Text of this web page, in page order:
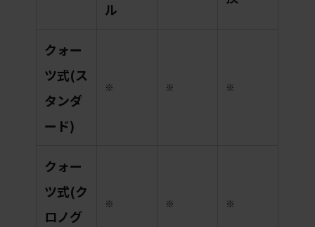
ル
クォー
ツ式(ス
タンダ
ード)
※ ※ ※
クォー
ツ式(ク
ロノグ
※ ※ ※